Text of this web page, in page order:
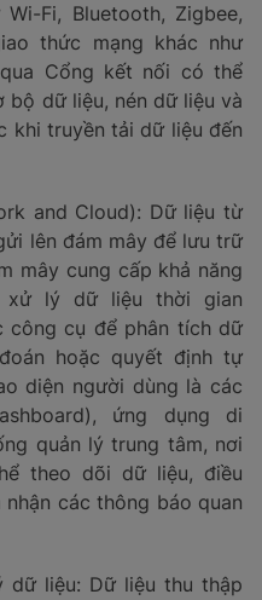
Fi, Bluetooth, Zigbee,
thức mạng khác như
qua Cổng kết nối có thể
dữ liệu, nén dữ liệu và
khi truyền tải dữ liệu đến
and Cloud): Dữ liệu từ
lên đám mây để lưu trữ
mây cung cấp khả năng
lý dữ liệu thời gian
công cụ để phân tích dữ
hoặc quyết định tự
diện người dùng là các
ứng dụng di
quản lý trung tâm, nơi
theo dõi dữ liệu, điều
các thông báo quan
dữ liệu: Dữ liệu thu thập